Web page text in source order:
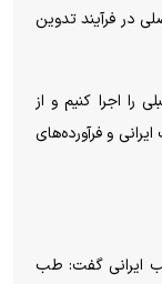
در فرآیند تدوین
را اجرا کنیم و از
و فرآورده‌های
ایرانی گفت: طب